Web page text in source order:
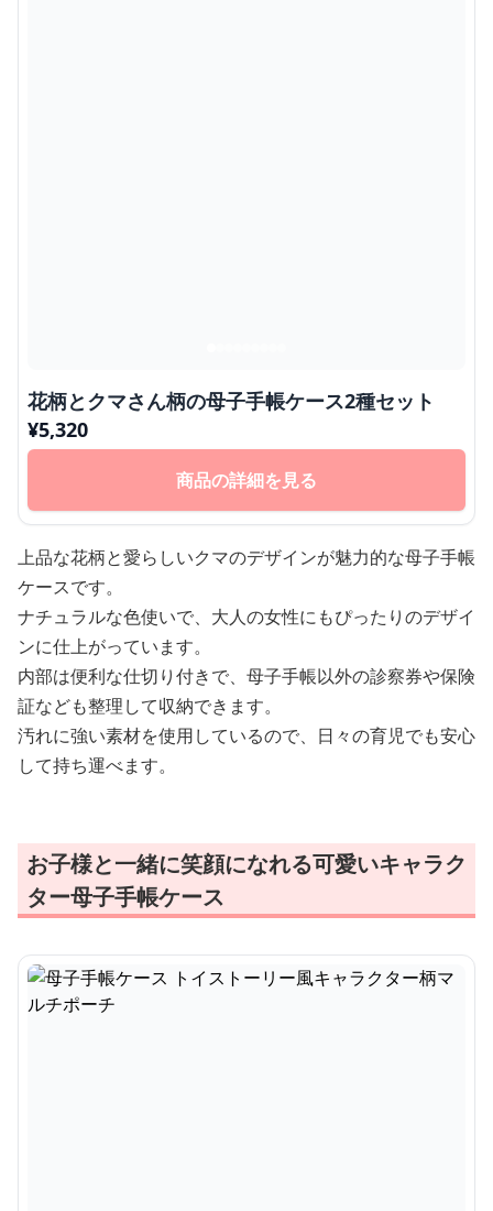
花柄とクマさん柄の母子手帳ケース2種セット
¥5,320
商品の詳細を見る
上品な花柄と愛らしいクマのデザインが魅力的な母子手帳
ケースです。
ナチュラルな色使いで、大人の女性にもぴったりのデザイ
ンに仕上がっています。
内部は便利な仕切り付きで、母子手帳以外の診察券や保険
証なども整理して収納できます。
汚れに強い素材を使用しているので、日々の育児でも安心
して持ち運べます。
お子様と一緒に笑顔になれる可愛いキャラク
ター母子手帳ケース